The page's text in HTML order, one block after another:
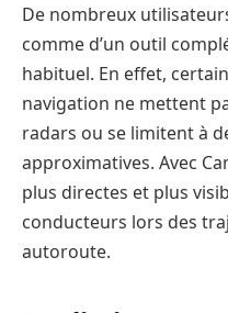
De nombreux
comme d’un outil
habituel. En effet,
navigation ne mettent
radars ou se limitent à
approximatives. Avec
plus directes et plus
conducteurs lors des
autoroute.